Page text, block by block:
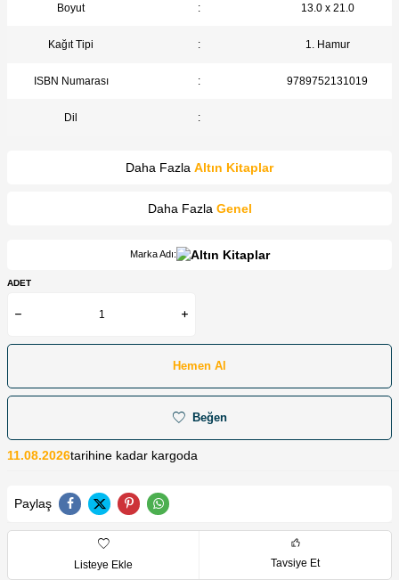
Boyut : 13.0 x 21.0
Kağıt Tipi : 1. Hamur
ISBN Numarası : 9789752131019
Dil :
Daha Fazla Altın Kitaplar
Daha Fazla Genel
Marka Adı:
ADET
Hemen Al
Beğen
11.08.2026tarihine kadar kargoda
Paylaş
Listeye Ekle Tavsiye Et